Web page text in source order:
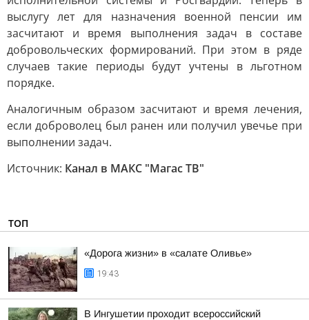
выслугу лет для назначения военной пенсии им
засчитают и время выполнения задач в составе
добровольческих формирований. При этом в ряде
случаев такие периоды будут учтены в льготном
порядке.
Аналогичным образом засчитают и время лечения,
если доброволец был ранен или получил увечье при
выполнении задач.
Источник: Канал в МАКС "Магас ТВ"
ТОП
«Дорога жизни» в «салате Оливье»
19:43
В Ингушетии проходит всероссийский